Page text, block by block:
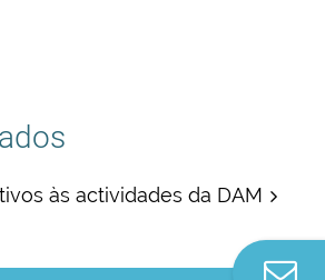
às actividades da DAM